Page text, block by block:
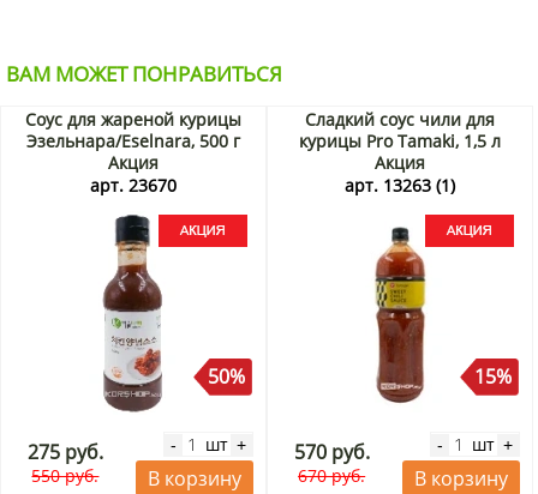
ВАМ МОЖЕТ ПОНРАВИТЬСЯ
Соус для жареной курицы
Эзельнара/Eselnara, 500 г
Акция
арт. 23670
50%
275 руб.
550 руб.
- шт +
В корзину
Сладкий соус чили для
курицы Pro Tamaki, 1,5 л
Акция
арт. 13263 (1)
15%
570 руб.
670 руб.
- шт +
В корзину